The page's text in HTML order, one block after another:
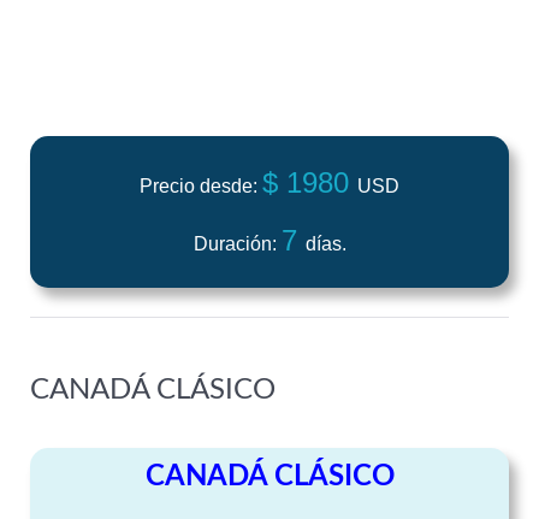
Precio desde: $ 1980 USD
Duración: 7 días.
CANADÁ CLÁSICO
CANADÁ CLÁSICO